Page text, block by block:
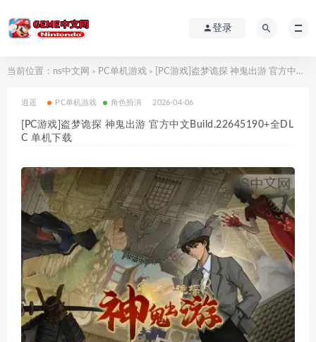
登录
当前位置： ns中文网 > PC单机游戏 > [PC游戏]盗梦诡探 神鬼出游 官方中文Build.22645190+全DLC 单机下载
逍遥 PC单机游戏 角色扮演 2026-04-06
[PC游戏]盗梦诡探 神鬼出游 官方中文Build.22645190+全DL
C 单机下载